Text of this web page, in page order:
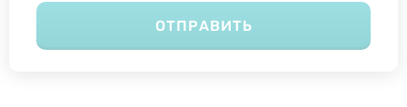
ОТПРАВИТЬ